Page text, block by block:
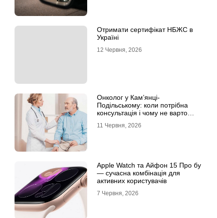
Отримати сертифікат НБЖС в
Україні
12 Червня, 2026
Онколог у Кам’янці-
Подільському: коли потрібна
консультація і чому не варто
11 Червня, 2026
Apple Watch та Айфон 15 Про бу
— сучасна комбінація для
активних користувачів
7 Червня, 2026